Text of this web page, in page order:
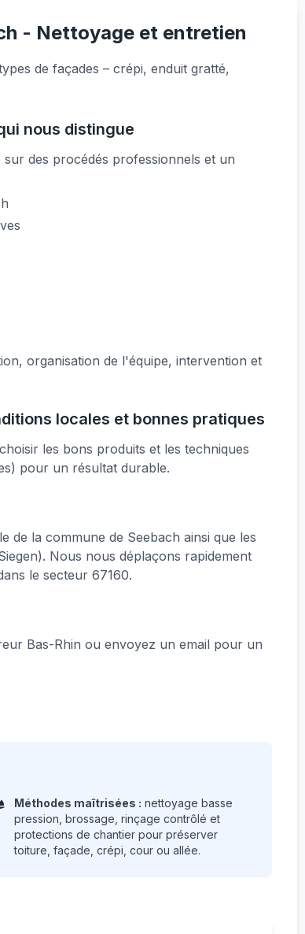
- Nettoyage et entretien
de façades – crépi, enduit gratté,
nous distingue
des procédés professionnels et un
organisation de l'équipe, intervention et
locales et bonnes pratiques
les bons produits et les techniques
pour un résultat durable.
de la commune de Seebach ainsi que les
Nous nous déplaçons rapidement
le secteur 67160.
Bas-Rhin ou envoyez un email pour un
Méthodes maîtrisées : nettoyage basse
pression, brossage, rinçage contrôlé et
protections de chantier pour préserver
toiture, façade, crépi, cour ou allée.